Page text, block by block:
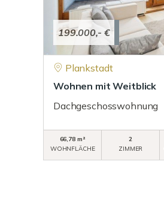
199.000,- €
Plankstadt
Wohnen mit Weitblick
Dachgeschosswohnung
66,78 m²
WOHNFLÄCHE
2
ZIMMER